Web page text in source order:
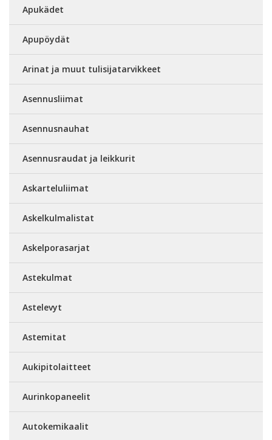
Apukädet
Apupöydät
Arinat ja muut tulisijatarvikkeet
Asennusliimat
Asennusnauhat
Asennusraudat ja leikkurit
Askarteluliimat
Askelkulmalistat
Askelporasarjat
Astekulmat
Astelevyt
Astemitat
Aukipitolaitteet
Aurinkopaneelit
Autokemikaalit